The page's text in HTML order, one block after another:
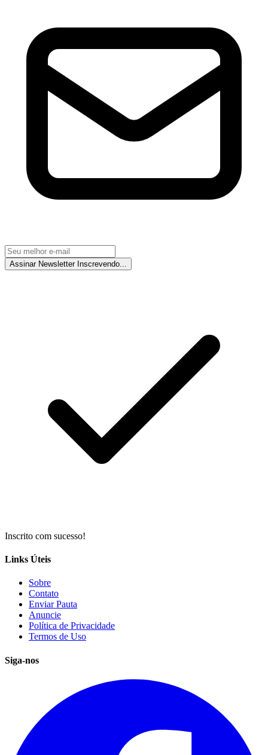
Assinar Newsletter Inscrevendo...
Inscrito com sucesso!
Links Úteis
Sobre
Contato
Enviar Pauta
Anuncie
Política de Privacidade
Termos de Uso
Siga-nos